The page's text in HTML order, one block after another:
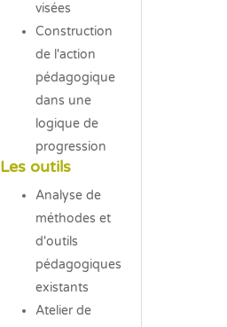
visées
Construction
de l'action
pédagogique
dans une
logique de
progression
Les outils
Analyse de
méthodes et
d'outils
pédagogiques
existants
Atelier de